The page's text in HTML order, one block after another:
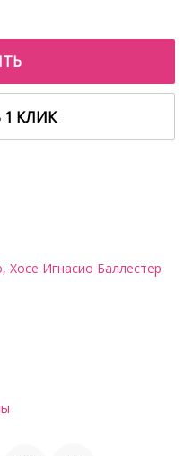
1 КЛИК
, Хосе Игнасио Баллестер